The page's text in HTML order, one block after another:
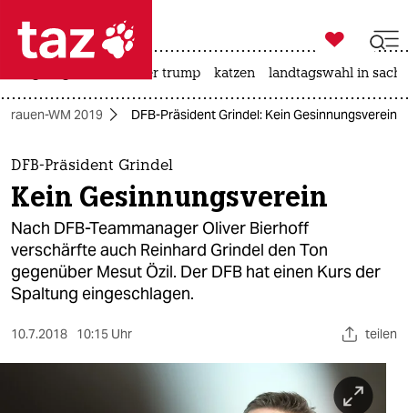
 taz zahl ich
taz zahl ich
themen
politik
öko
gesellschaft
kultur
sport

taz zahl ich
usa unter trump katzen landtagswahl in
Frauen-WM 2019 DFB-Präsident Grindel: Kein Gesinnungsverein
DFB-Präsident Grindel
Kein Gesinnungsverein
Nach DFB-Teammanager Oliver Bierhoff
verschärfte auch Reinhard Grindel den Ton
gegenüber Mesut Özil. Der DFB hat einen Kurs der
Spaltung eingeschlagen.
10.7.2018 10:15 Uhr teilen